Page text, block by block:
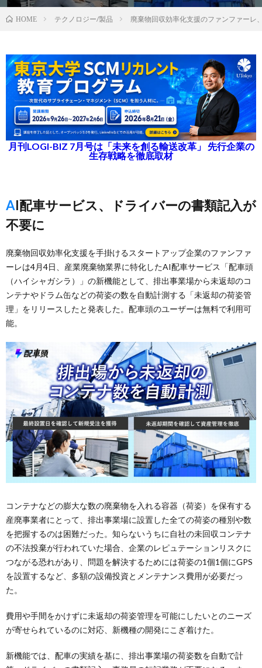
HOME テクノロジー/製品 廃棄物回収効率化支援のファンファーレ
月刊LOGI-BIZ 7月号は「未来を創る輸送改革」 先行企業の
生存戦略を徹底取材
AI配車サービス、ドライバーの書類記入が
不要に
廃棄物回収効率化支援を手掛けるスタートアップ企業のファンファ
ーレは4月4日、産業廃棄物業界に特化したAI配車サービス「配車頭
（ハイシャガシラ）」の新機能として、排出事業場から未返却のコ
ンテナやドラム缶などの荷姿の数を自動計測する「未返却の荷姿管
理」をリリースしたと発表した。配車頭のユーザーは無料で利用可
能。
コンテナなどの膨大な数の廃棄物を入れる容器（荷姿）を保有する
産廃事業者にとって、排出事業場に設置した全ての荷姿の種別や数
を把握するのは困難だった。知らないうちに自社の未回収コンテナ
の不法投棄が行われていた場合、企業のレピュテーションリスクに
つながる恐れがあり、問題を解決するためには荷姿の1個1個にGPS
を設置するなど、多額の設備投資とメンテナンス費用が必要だっ
た。
費用や手間をかけずに未返却の荷姿管理を可能にしたいとのニーズ
が寄せられているのに対応、新機種の開発にこぎ着けた。
新機能では、配車の実績を基に、排出事業場の荷姿数を自動で計